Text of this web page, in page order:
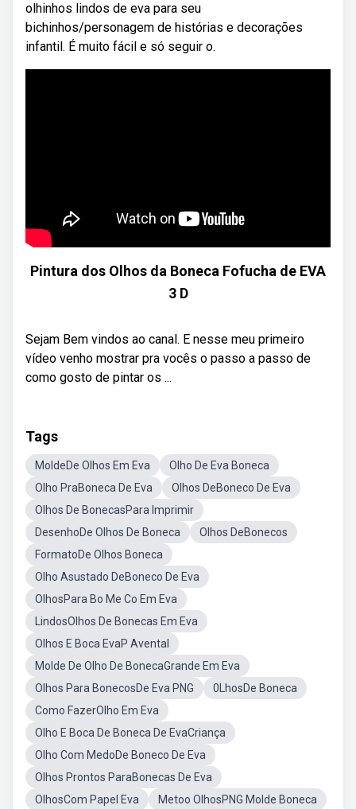
olhinhos lindos de eva para seu
bichinhos/personagem de histórias e decorações
infantil. É muito fácil e só seguir o.
Pintura dos Olhos da Boneca Fofucha de EVA
3 D
Sejam Bem vindos ao canal. E nesse meu primeiro
vídeo venho mostrar pra vocês o passo a passo de
como gosto de pintar os ...
Tags
MoldeDe Olhos Em Eva
Olho De Eva Boneca
Olho PraBoneca De Eva
Olhos DeBoneco De Eva
Olhos De BonecasPara Imprimir
DesenhoDe Olhos De Boneca
Olhos DeBonecos
FormatoDe Olhos Boneca
Olho Asustado DeBoneco De Eva
OlhosPara Bo Me Co Em Eva
LindosOlhos De Bonecas Em Eva
Olhos E Boca EvaP Avental
Molde De Olho De BonecaGrande Em Eva
Olhos Para BonecosDe Eva PNG
0LhosDe Boneca
Como FazerOlho Em Eva
Olho E Boca De Boneca De EvaCriança
Olho Com MedoDe Boneco De Eva
Olhos Prontos ParaBonecas De Eva
OlhosCom Papel Eva
Metoo OlhosPNG Molde Boneca